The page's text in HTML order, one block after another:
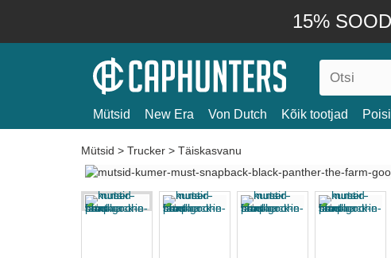
15%
Mütsid New Era Von Dutch Kõik tootjad
Mütsid > Trucker > Täiskasvanu